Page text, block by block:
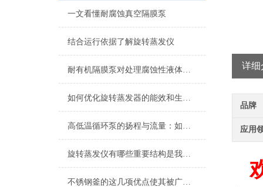
一文看懂耐腐蚀真空隔膜泵
结合运行依据了解旋转蒸发仪
耐有机隔膜泵对处理腐蚀性液体的能力
如何优化旋转蒸发器的能效和生产效率？
高低温循环泵的扬程与流量：如何满足远距离与多反应釜的流量分配需求
旋转蒸发仪有哪些重要结构是我们必须要了解的？
不锈钢釜的这几项优点使其被广泛应用
详细
品牌
应用